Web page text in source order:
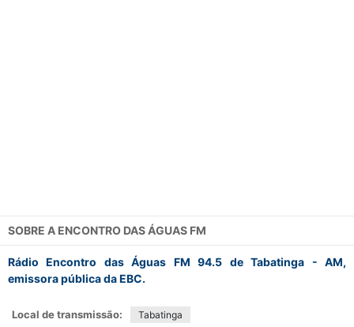
SOBRE A ENCONTRO DAS ÁGUAS FM
Rádio Encontro das Águas FM 94.5 de Tabatinga - AM,
emissora pública da EBC.
Local de transmissão: Tabatinga